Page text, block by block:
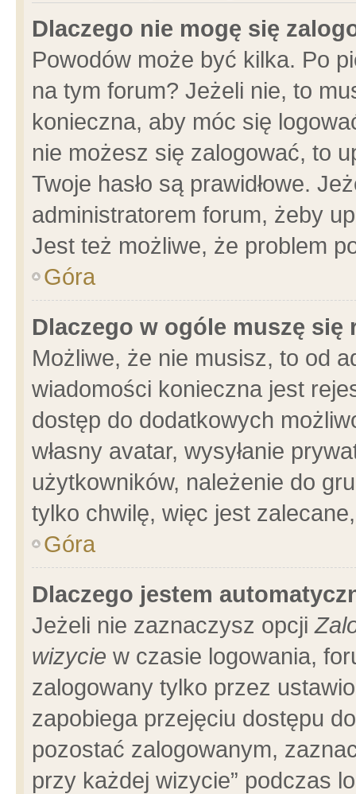
Dlaczego nie mogę się
Powodów może być kilka. Po
na tym forum? Jeżeli nie, to
konieczna, aby móc się
nie możesz się zalogować, to
Twoje hasło są prawidłowe.
administratorem forum, żeby
Jest też możliwe, że problem
Góra
Dlaczego w ogóle muszę się
Możliwe, że nie musisz, to od
wiadomości konieczna jest
dostęp do dodatkowych
własny avatar, wysyłanie
użytkowników, należenie do
tylko chwilę, więc jest
Góra
Dlaczego jestem
Jeżeli nie zaznaczysz opcji
wizycie w czasie logowania,
zalogowany tylko przez
zapobiega przejęciu dostępu
pozostać zalogowanym,
przy każdej wizycie” podczas